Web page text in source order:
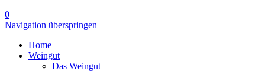
0
Navigation überspringen
Home
Weingut
Das Weingut